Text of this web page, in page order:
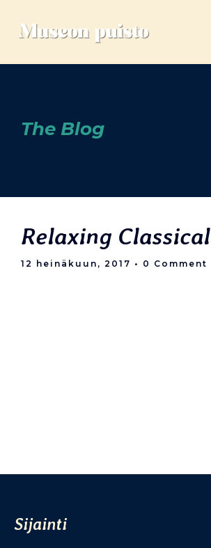
The Blog
Relaxing Classical
12 heinäkuun, 2017 • 0 Comment
Sijainti